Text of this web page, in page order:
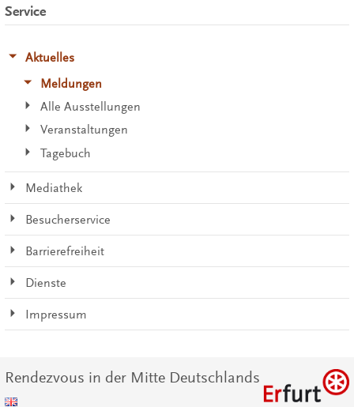
Service
Aktuelles
Meldungen
Alle Ausstellungen
Veranstaltungen
Tagebuch
Mediathek
Besucherservice
Barrierefreiheit
Dienste
Impressum
Rendezvous in der Mitte Deutschlands